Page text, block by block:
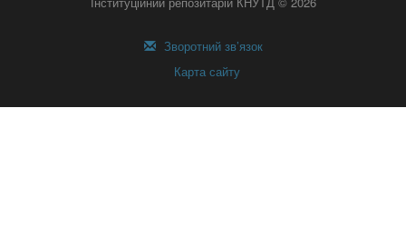
Зворотний зв’язок
Карта сайту